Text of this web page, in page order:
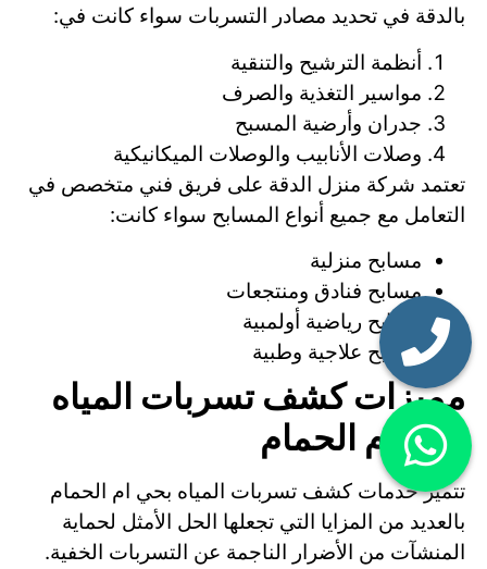
بالدقة في تحديد مصادر التسربات سواء كانت في:
أنظمة الترشيح والتنقية
مواسير التغذية والصرف
جدران وأرضية المسبح
وصلات الأنابيب والوصلات الميكانيكية
تعتمد شركة منزل الدقة على فريق فني متخصص في
التعامل مع جميع أنواع المسابح سواء كانت:
مسابح منزلية
مسابح فنادق ومنتجعات
مسابح رياضية أولمبية
مسابح علاجية وطبية
مميزات كشف تسربات المياه
بحي ام الحمام
تتميز خدمات كشف تسربات المياه بحي ام الحمام
بالعديد من المزايا التي تجعلها الحل الأمثل لحماية
المنشآت من الأضرار الناجمة عن التسربات الخفية.